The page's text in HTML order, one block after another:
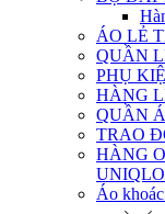
ÁO LẺ
QUẦN
PHỤ
HÀNG
QUẦN
TRAO
HÀNG
UNIQLO
Áo